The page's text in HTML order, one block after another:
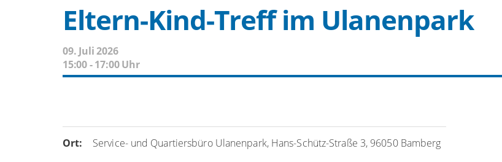
Eltern-Kind-Treff im Ulanenpark
09. Juli 2026
15:00 - 17:00 Uhr
Ort: Service- und Quartiersbüro Ulanenpark, Hans-Schütz-Straße 3, 96050 Bamberg